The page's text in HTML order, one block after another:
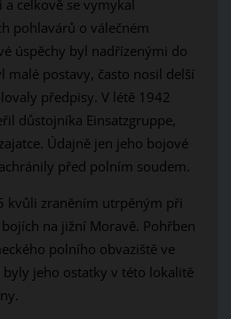
celkově se vymykal
pohlavárů o válečném
úspěchy byl nadřízenými do
postavy, často nosil delší
předpisy. V létě 1942
důstojníka Einsatzgruppe,
Údajně jen jeho bojové
před polním soudem.
kvůli zraněním utrpěným při
na jižní Moravě. Pohřben
polního obvaziště ve
jeho ostatky v této lokalitě